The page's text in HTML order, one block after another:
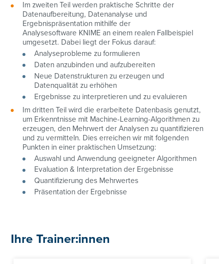
Im zweiten Teil werden praktische Schritte der
Datenaufbereitung, Datenanalyse und
Ergebnispräsentation mithilfe der
Analysesoftware KNIME an einem realen Fallbeispiel
umgesetzt. Dabei liegt der Fokus darauf:
Analyseprobleme zu formulieren
Daten anzubinden und aufzubereiten
Neue Datenstrukturen zu erzeugen und
Datenqualität zu erhöhen
Ergebnisse zu interpretieren und zu evaluieren
Im dritten Teil wird die erarbeitete Datenbasis genutzt,
um Erkenntnisse mit Machine-Learning-Algorithmen zu
erzeugen, den Mehrwert der Analysen zu quantifizieren
und zu vermitteln. Dies erreichen wir mit folgenden
Punkten in einer praktischen Umsetzung:
Auswahl und Anwendung geeigneter Algorithmen
Evaluation & Interpretation der Ergebnisse
Quantifizierung des Mehrwertes
Präsentation der Ergebnisse
Ihre Trainer:innen
01/3686878-3128
cathrin.lesslhumer@controller-institut.at
01/3686878-3128
cathrin.lesslhumer@controller-institut.at